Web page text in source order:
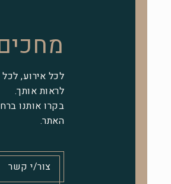
לכל אירוע,
לראות אותך.
האתר.
צור/י קשר